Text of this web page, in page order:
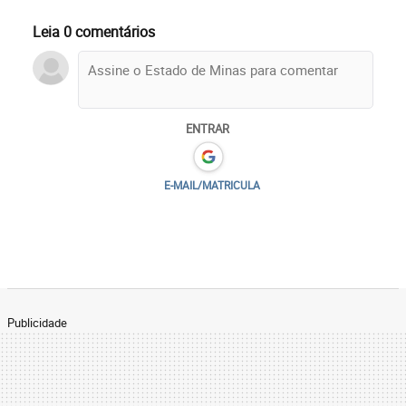
Leia 0 comentários
ENTRAR
E-MAIL/MATRICULA
Publicidade